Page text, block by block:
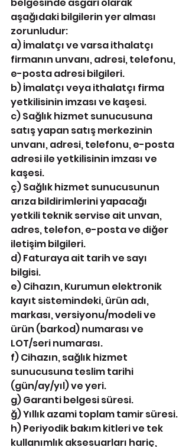
aşağıdaki bilgilerin yer alması
zorunludur:
a) İmalatçı ve varsa ithalatçı
firmanın unvanı, adresi, telefonu,
e-posta adresi bilgileri.
b) İmalatçı veya ithalatçı firma
yetkilisinin imzası ve kaşesi.
c) Sağlık hizmet sunucusuna
satış yapan satış merkezinin
unvanı, adresi, telefonu, e-posta
adresi ile yetkilisinin imzası ve
kaşesi.
ç) Sağlık hizmet sunucusunun
arıza bildirimlerini yapacağı
yetkili teknik servise ait unvan,
adres, telefon, e-posta ve diğer
iletişim bilgileri.
d) Faturaya ait tarih ve sayı
bilgisi.
e) Cihazın, Kurumun elektronik
kayıt sistemindeki, ürün adı,
markası, versiyonu/modeli ve
ürün (barkod) numarası ve
LOT/seri numarası.
f) Cihazın, sağlık hizmet
sunucusuna teslim tarihi
(gün/ay/yıl) ve yeri.
g) Garanti belgesi süresi.
ğ) Yıllık azami toplam tamir süresi.
h) Periyodik bakım kitleri ve tek
kullanımlık aksesuarları hariç,